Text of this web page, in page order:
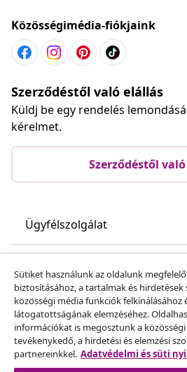
Közösségimédia-fiókjaink
Szerződéstől való elállás
Küldj be egy rendelés
kérelmet.
Szerződéstől
Ügyfélszolgálat
vidaXL
Fedezz fel többet
Sütiket használunk az oldalunk
biztosításához, a tartalmak és hirdetések
közösségi média funkciók felkínálásához
látogatottságának elemzéséhez.
információkat is megosztunk a
tevékenykedő, a hirdetési és elemzési
partnereinkkel. Adatvédelmi és süti